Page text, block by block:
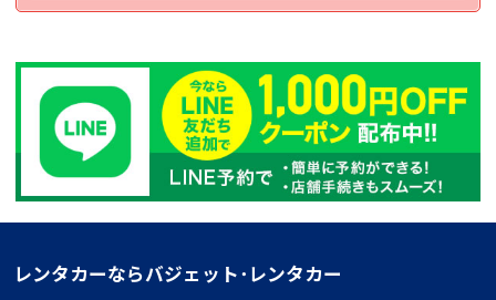
レンタカーならバジェット･レンタカー